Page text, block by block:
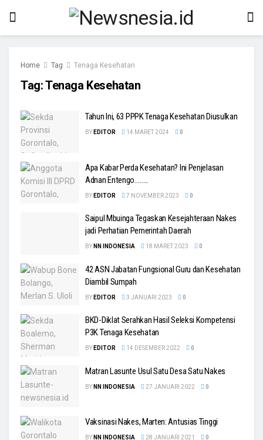
Home Tag Tenaga Kesehatan
Tag:Tenaga Kesehatan
Tahun Ini, 63 PPPK Tenaga Kesehatan Diusulkan
BY EDITOR 14 MARET 2024 0
Apa Kabar Perda Kesehatan? Ini Penjelasan
Adnan Entengo……..
BY EDITOR 7 NOVEMBER 2023 0
Saipul Mbuinga Tegaskan Kesejahteraan Nakes
jadi Perhatian Pemerintah Daerah
BY NN INDONESIA 18 MARET 2023 0
42 ASN Jabatan Fungsional Guru dan Kesehatan
Diambil Sumpah
BY EDITOR 3 JANUARI 2023 0
BKD-Diklat Serahkan Hasil Seleksi Kompetensi
P3K Tenaga Kesehatan
BY EDITOR 14 DESEMBER 2022 0
Matran Lasunte Usul Satu Desa Satu Nakes
BY NN INDONESIA 27 JANUARI 2022 0
Vaksinasi Nakes, Marten: Antusias Tinggi
BY NN INDONESIA 28 JANUARI 2021 0